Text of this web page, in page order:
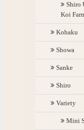
Shiro
Koi
Kohaku
Showa
Sanke
Shiro
Variety
Mini